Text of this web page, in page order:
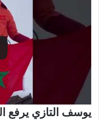
يوسف التازي يرفع